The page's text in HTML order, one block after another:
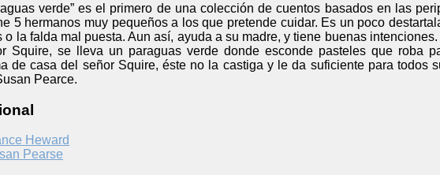
verde” es el primero de una colección de cuentos basados en las
5 hermanos muy pequeños a los que pretende cuidar. Es un poco
o la falda mal puesta. Aun así, ayuda a su madre, y tiene buenas
Squire, se lleva un paraguas verde donde esconde pasteles que roba
de casa del señor Squire, éste no la castiga y le da suficiente para todos
Pearce.
Heward
Pearse